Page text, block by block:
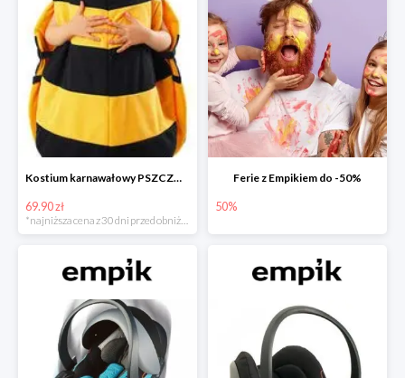
Kostium karnawałowy PSZCZÓŁKA
69.90 zł
Ferie z Empikiem do -50%
50%